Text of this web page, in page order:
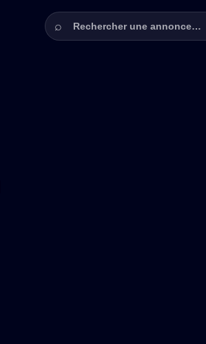
Rechercher une annonce
⌕